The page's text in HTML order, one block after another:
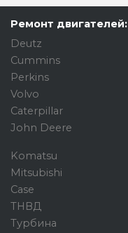
Ремонт двигателей:
Deutz
Cummins
Perkins
Volvo
Caterpillar
John Deere
Komatsu
Mitsubishi
Case
ТНВД
Турбина